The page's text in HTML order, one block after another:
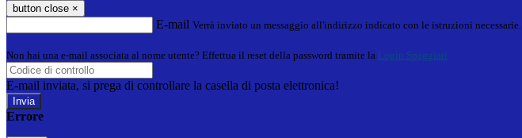
button close ×
E-mail Verrà inviato un messaggio all'indirizzo indicato con le istruzioni necessarie.
Non hai una e-mail associata al nome utente? Effettua il reset della password tramite la Login Spaggiari
E-mail inviata, si prega di controllare la casella di posta elettronica!
Errore